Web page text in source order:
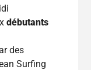
débutants
des
Surfing